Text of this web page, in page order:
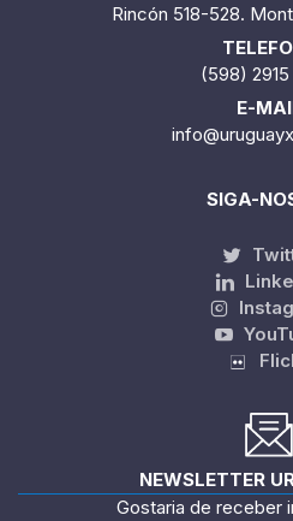
Rincón 518-528.
(598)
E-
SIGA-
NEWSLETTER
Gostaria de receber